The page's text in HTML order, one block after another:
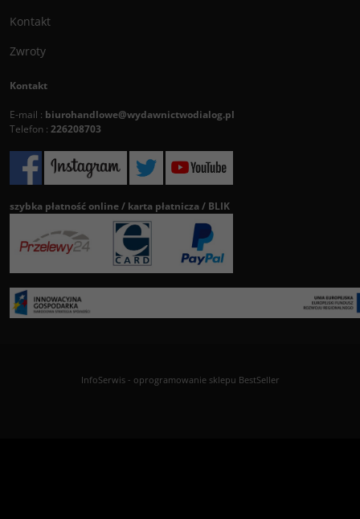
Kontakt
Zwroty
Kontakt
E-mail : biurohandlowe@wydawnictwodialog.pl
Telefon : 226208703
szybka płatność online / karta płatnicza / BLIK
InfoSerwis- oprogramowanie sklepu BestSeller